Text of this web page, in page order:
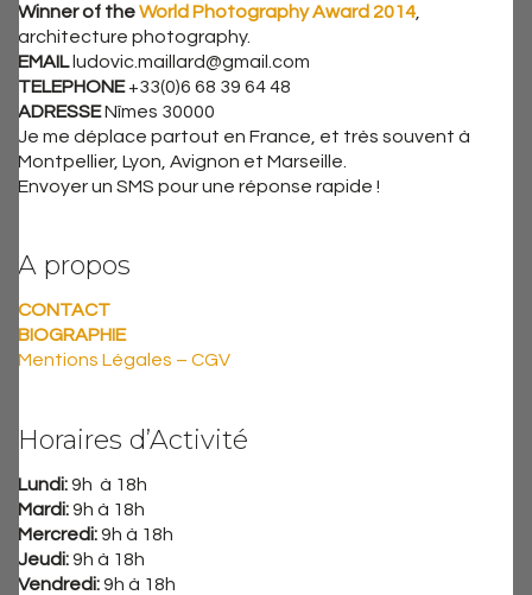
Winner of theWorld Photography Award 2014
architecture photography.
EMAIL ludovic.maillard@gmail.com
TELEPHONE+33(0)6 68 39 64 48
ADRESSENîmes 30000
Je me déplace partout en France, et très souvent à
Montpellier, Lyon, Avignon et Marseille.
Envoyer un SMS pour une réponse rapide !
A propos
CONTACT
BIOGRAPHIE
Mentions Légales – CGV
Horaires d’Activité
Lundi:9h à 18h
Mardi:9h à 18h
Mercredi:9h à 18h
Jeudi:9h à 18h
Vendredi:9h à 18h